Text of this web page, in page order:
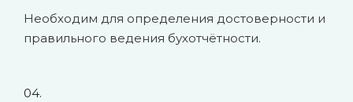
Необходим для определения достоверности и
правильного ведения бухотчётности.
04.